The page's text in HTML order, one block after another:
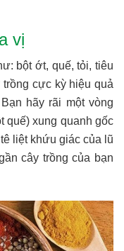
vị
bột ớt, quế, tỏi, tiêu
cực kỳ hiệu quả
hãy rãi một vòng
quế) xung quanh gốc
liệt khứu giác của lũ
cây trồng của bạn